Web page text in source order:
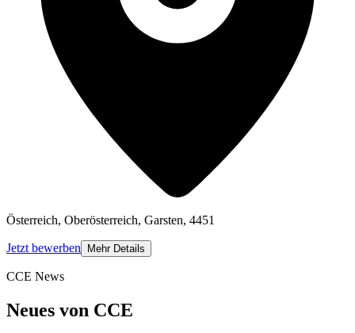
Österreich, Oberösterreich, Garsten, 4451
Jetzt bewerben Mehr Details
CCE News
Neues von CCE